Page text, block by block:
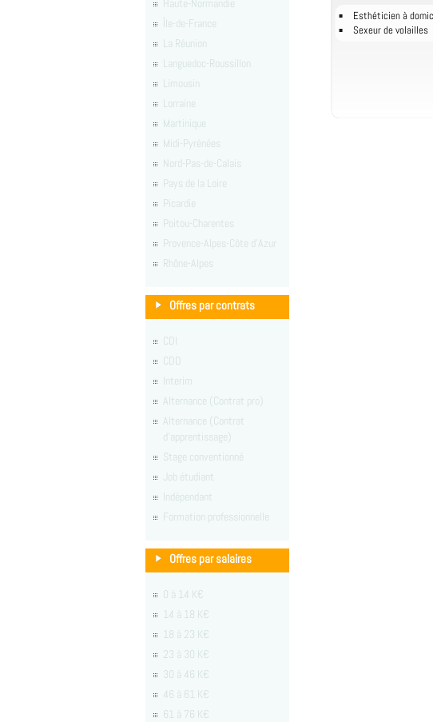
Haute-Normandie
Île-de-France
La Réunion
Languedoc-Roussillon
Limousin
Lorraine
Martinique
Midi-Pyrénées
Nord-Pas-de-Calais
Pays de la Loire
Picardie
Poitou-Charentes
Provence-Alpes-Côte d'Azur
Rhône-Alpes
Offres par contrats
CDI
CDD
Interim
Alternance (Contrat pro)
Alternance (Contrat
d'apprentissage)
Stage conventionné
Job étudiant
Indépendant
Formation professionnelle
Offres par salaires
0 à 14 K€
14 à 18 K€
18 à 23 K€
23 à 30 K€
30 à 46 K€
46 à 61 K€
61 à 76 K€
Esthéticien à
Sexeur de volailles